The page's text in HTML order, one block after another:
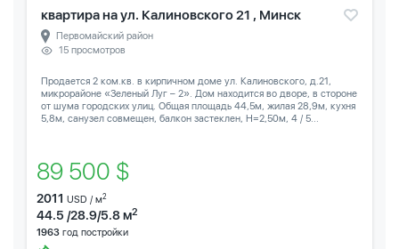
квартира на ул. Калиновского 21 , Минск
Первомайский район
15 просмотров
Продается 2 ком.кв. в кирпичном доме ул. Калиновского, д.21,
микрорайоне «Зеленый Луг – 2». Дом находится во дворе, в стороне
от шума городских улиц. Общая площадь 44,5м, жилая 28,9м, кухня
5,8м, санузел совмещен, балкон застеклен, Н=2,50м, 4 / 5...
89 500 $
2011 USD / м2
44.5 /28.9/5.8 м2
1963 год постройки